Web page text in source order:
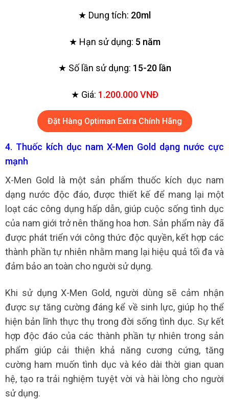
★ Dung tích: 20ml
★ Hạn sử dụng: 5 năm
★ Số lần sử dụng: 15-20 lần
★ Giá: 1.200.000 VNĐ
Đặt Hàng Optiman Extra Chính Hãng
4. Thuốc kích dục nam X-Men Gold dạng nước cực
mạnh
X-Men Gold là một sản phẩm thuốc kích dục nam
dạng nước độc đáo, được thiết kế để mang lại một
loạt các công dụng hấp dẫn, giúp cuộc sống tình dục
của nam giới trở nên thăng hoa hơn. Sản phẩm này đã
được phát triển với công thức độc quyền, kết hợp các
thành phần tự nhiên nhằm mang lại hiệu quả tối đa và
đảm bảo an toàn cho người sử dụng.
Khi sử dụng X-Men Gold, người dùng sẽ cảm nhận
được sự tăng cường đáng kể về sinh lực, giúp họ thể
hiện bản lĩnh thực thụ trong đời sống tình dục. Sự kết
hợp độc đáo của các thành phần tự nhiên trong sản
phẩm giúp cải thiện khả năng cương cứng, tăng
cường ham muốn tình dục và kéo dài thời gian quan
hệ, tạo ra trải nghiệm tuyệt vời và hài lòng cho người
sử dụng.